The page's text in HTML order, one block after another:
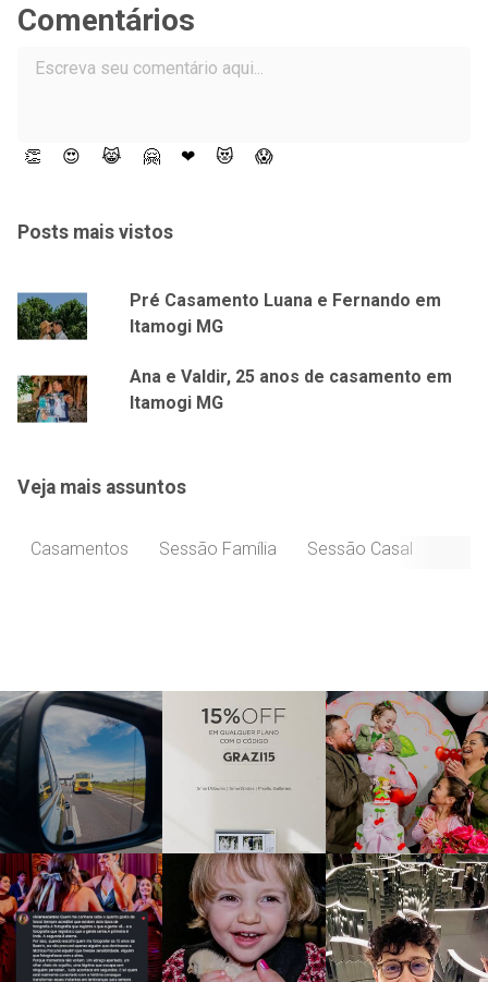
Comentários
👏 😍 😹 🤗 ❤ 😻 😱
Posts mais vistos
Pré Casamento Luana e Fernando em
Itamogi MG
Ana e Valdir, 25 anos de casamento em
Itamogi MG
Veja mais assuntos
Casamentos Sessão Família Sessão Casal